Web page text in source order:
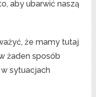
aby ubarwić naszą
że mamy tutaj
żaden sposób
sytuacjach